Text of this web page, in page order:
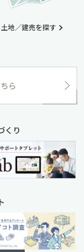
土地／建売を探す
ら
くり